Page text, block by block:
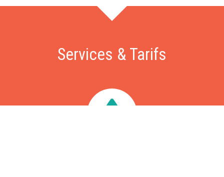
Services & Tarifs